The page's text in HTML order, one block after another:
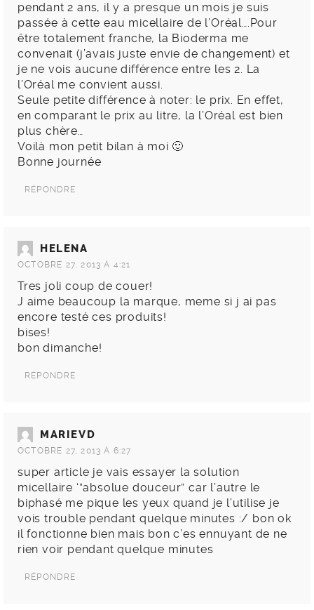
pendant 2 ans, il y a presque un mois je suis
passée à cette eau micellaire de l’Oréal….Pour
être totalement franche, la Bioderma me
convenait (j’avais juste envie de changement) et
je ne vois aucune différence entre les 2. La
l’Oréal me convient aussi.
Seule petite différence à noter: le prix. En effet,
en comparant le prix au litre, la l’Oréal est bien
plus chère…
Voilà mon petit bilan à moi 🙂
Bonne journée
RÉPONDRE
HELENA
OCTOBRE 27, 2013 À 4:21
Tres joli coup de couer!
J aime beaucoup la marque, meme si j ai pas
encore testé ces produits!
bises!
bon dimanche!
RÉPONDRE
MARIEVD
OCTOBRE 27, 2013 À 6:27
super article je vais essayer la solution
micellaire ‘”absolue douceur” car l’autre le
biphasé me pique les yeux quand je l’utilise je
vois trouble pendant quelque minutes :/ bon ok
il fonctionne bien mais bon c’es ennuyant de ne
rien voir pendant quelque minutes
RÉPONDRE